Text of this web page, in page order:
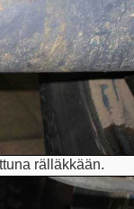
rälläkkään.